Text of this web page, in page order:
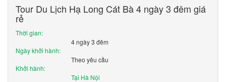
Tour Du Lịch Hạ Long Cát Bà 4 ngày 3 đêm giá
rẻ
Thời gian:
4 ngày 3 đêm
Ngày khởi hành:
Theo yêu cầu
Khởi hành:
Tại Hà Nội